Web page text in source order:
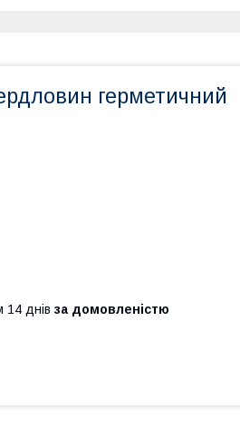
герметичний
14 днів за домовленістю